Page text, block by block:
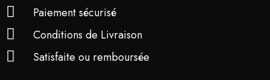
Paiement sécurisé
Conditions de Livraison
Satisfaite ou remboursée